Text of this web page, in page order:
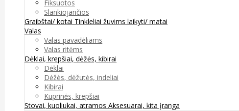
Fiksuotos
Slankiojančios
Graibštai/ kotai Tinkleliai žuvims laikyti/ matai
Valas
Valas pavadėliams
Valas ritėms
Dėklai, krepšiai, dėžės, kibirai
Dėklai
Dėžės, dėžutės, indeliai
Kibirai
Kuprinės, krepšiai
Stovai, kuoliukai, atramos Aksesuarai, kita įranga